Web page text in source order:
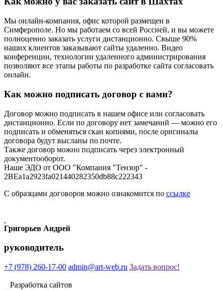
Мы онлайн-компания, офис которой размещен в
Симферополе. Но мы работаем со всей Россией, и вы можете
полноценно заказать услуги дистанционно. Свыше 90%
наших клиентов заказывают сайты удаленно. Видео
конференции, технологии удаленного администрирования
позволяют все этапы работы по разработке сайта согласовать
онлайн.
Как можно подписать договор с вами?
Договор можно подписать в нашем офисе или согласовать
дистанционно. Если по договору нет замечаний — можно его
подписать и обменяться скан копиями, после оригиналы
договора будут высланы по почте.
Также договор можно подписать через электронный
документооборот.
Наше ЭДО от ООО "Компания "Тензор" -
2BEa1a2923fa021440282350db88c222343
С образцами договоров можно ознакомится по ссылке
Григорьев Андрей
руководитель
+7 (978) 260-17-00 admin@art-web.ru Задать вопрос!
Разработка сайтов